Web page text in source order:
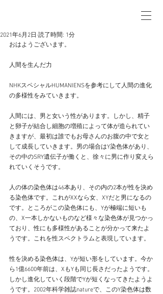
2021年6月2日 読了時間: 1分
おはようございます。
人間を生んだ力
NHKスペシャルHUMANIENSを参考にして人間の進化
の多様性をみていきます。
人間には、男と女いう性があります。しかし、精子
と卵子が結合し細胞の増殖によって体が造られてい
きますが、最初は誰でもお母さんのお腹の中で女と
して成長していきます。男の場合はY染色体があり、
その中のSRY遺伝子が働くと、徐々に男に作り変えら
れていくそうです。
人の体の染色体は46本あり、その内の2本が性を決め
る染色体です。これがXXなら女、XYだと男になるの
です。ところがこの染色体にも、Yが極端に短いも
の、X一本しかないものなど様々な染色体が見つかっ
ており、性にも多様性があることが分かって来たよ
うです。これを性スペクトラムと表現しています。
性を決める染色体は、Yが短い形をしています。今か
ら1億6600年前は、XもYも同じ長さだったようです。
しかし進化していく段階でYが短くなってきたようよ
うです。2002年科学雑誌natureで、このY染色体は数